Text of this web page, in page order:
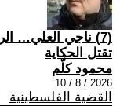
(7) ناجي العلي…
تقتل الحكاية
محمود كلّم
2026 / 8 / 10
القضية الفلسطينية